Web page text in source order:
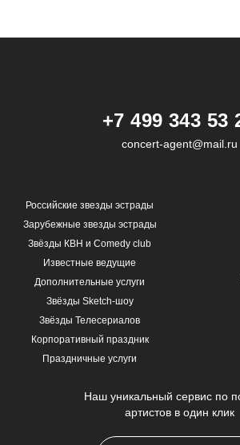
+7 499 343 53
concert-agent@mail.ru
Российские звезды эстрады
Зарубежные звезды эстрады
Звёзды КВН и Comedy club
Известные ведущие
Дополнительные услуги
Звёзды Sketch-шоу
Звёзды Телесериалов
Корпоративный праздник
Праздничные услуги
Наш уникальный сервис по
артистов в один клик